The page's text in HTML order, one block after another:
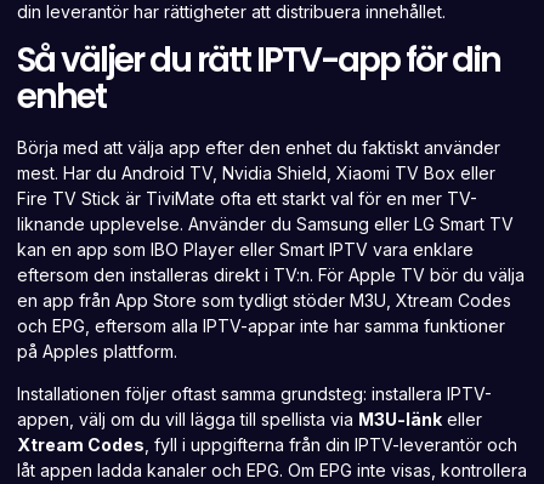
din leverantör har rättigheter att distribuera innehållet.
Så väljer du rätt IPTV-app för din
enhet
Börja med att välja app efter den enhet du faktiskt använder
mest. Har du Android TV, Nvidia Shield, Xiaomi TV Box eller
Fire TV Stick är TiviMate ofta ett starkt val för en mer TV-
liknande upplevelse. Använder du Samsung eller LG Smart TV
kan en app som IBO Player eller Smart IPTV vara enklare
eftersom den installeras direkt i TV:n. För Apple TV bör du välja
en app från App Store som tydligt stöder M3U, Xtream Codes
och EPG, eftersom alla IPTV-appar inte har samma funktioner
på Apples plattform.
Installationen följer oftast samma grundsteg: installera IPTV-
appen, välj om du vill lägga till spellista via M3U-länk eller
Xtream Codes , fyll i uppgifterna från din IPTV-leverantör och
låt appen ladda kanaler och EPG. Om EPG inte visas, kontrollera